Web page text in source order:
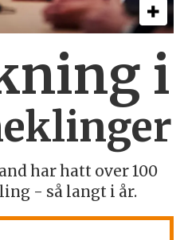
i
har hatt over 100
- så langt i år.